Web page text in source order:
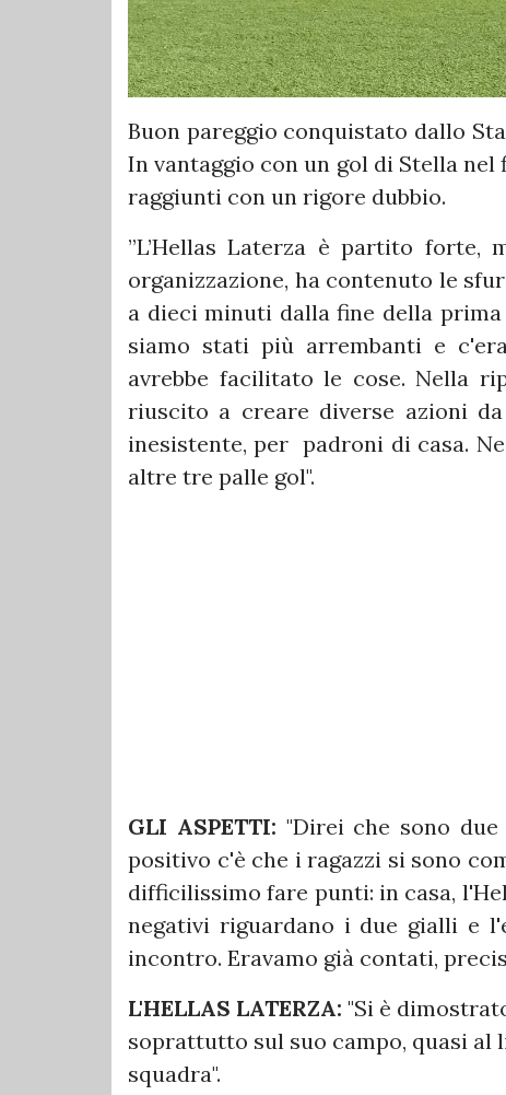
Buon pareggio conquistato dallo
In vantaggio con un gol di Stella
raggiunti con un rigore dubbio.
”L’Hellas Laterza è partito forte,
organizzazione, ha contenuto le
a dieci minuti dalla fine della
siamo stati più arrembanti e
avrebbe facilitato le cose. Nella
riuscito a creare diverse azioni
inesistente, per padroni di casa.
altre tre palle gol".
GLI ASPETTI: "Direi che sono
positivo c'è che i ragazzi si sono
difficilissimo fare punti: in casa,
negativi riguardano i due gialli e
incontro. Eravamo già contati,
L'HELLAS LATERZA: "Si è
soprattutto sul suo campo, quasi al
squadra".